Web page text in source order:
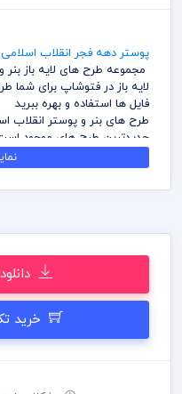
خرید تکی |
پوستر دهه فجر انقلاب اسلامی
مجموعه طرح های لایه باز
لایه باز در فتوشاپ برای شما
فایل ها استفاده و بهره ببرید
جدیدترین طرح های موجود
آرشیو طرح های انقلاب
باز از پوستر و بنر و وکتور
انقلاب اسلامی داشته باشید
کلیه طرح های انقلاب اسلامی
فتوشاپ است که می توانید
در هر ابعادی بدون افت کیفیت
قبل از دانلود از کلیه های
رعایت کلیه موارد و قانون